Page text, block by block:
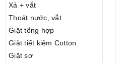
Xả + vắt
Thoát nước, vắt
Giặt tổng hợp
Giặt tiết kiệm Cotton
Giặt sơ